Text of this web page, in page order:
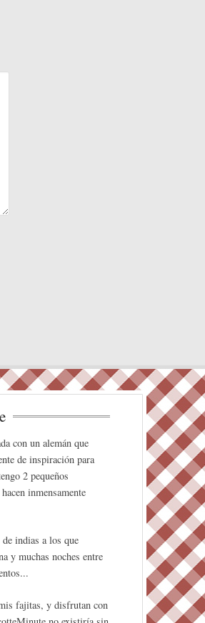
con un alemán que
de inspiración para
2 pequeños
inmensamente
indias a los que
y muchas noches entre
fajitas, y disfrutan con